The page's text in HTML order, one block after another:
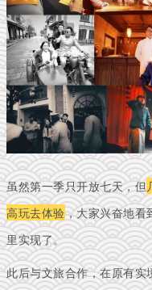
虽然第一季只开放七天，但
高玩去体验，大家兴奋地看
里实现了。
此后与文旅合作，在原有